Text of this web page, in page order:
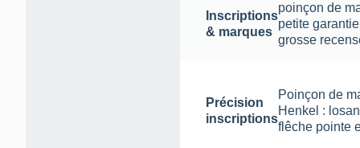
Inscriptions
& marques
poinçon de
petite
grosse
Précision
inscriptions
Poinçon de
Henkel :
flêche pointe